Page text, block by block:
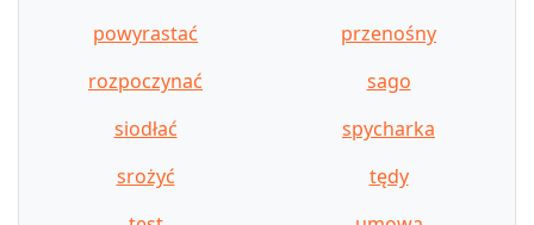
powyrastać
przenośny
rozpoczynać
sago
siodłać
spycharka
srożyć
tędy